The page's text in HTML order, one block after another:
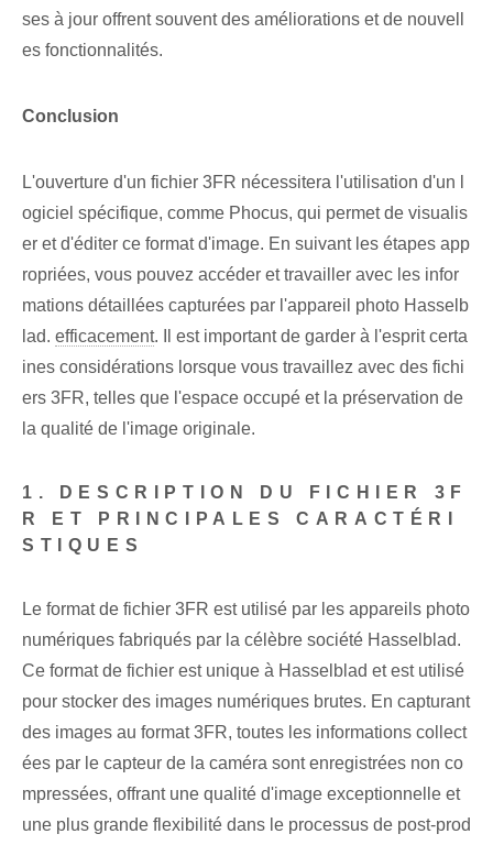
ses à jour offrent souvent des améliorations et de nouvell
es fonctionnalités.
Conclusion
L'ouverture d'un fichier 3FR nécessitera l'utilisation d'un l
ogiciel spécifique, comme Phocus, qui permet de visualis
er et d'éditer ce format d'image. En suivant les étapes app
ropriées, vous pouvez accéder et travailler avec les infor
mations détaillées capturées par l'appareil photo Hasselb
lad. efficacement. Il est important de garder à l'esprit certa
ines considérations lorsque vous travaillez avec des fichi
ers 3FR, telles que l'espace occupé et la préservation de
la qualité de l'image originale.
1. DESCRIPTION DU FICHIER 3F
R ET PRINCIPALES CARACTÉRI
STIQUES
Le format de fichier 3FR est utilisé par les appareils photo
numériques fabriqués par la célèbre société Hasselblad.
Ce format de fichier est unique à Hasselblad et est utilisé
pour stocker des images numériques brutes. En capturant
des images au format 3FR, toutes les informations collect
ées par le capteur de la caméra sont enregistrées non co
mpressées, offrant une qualité d'image exceptionnelle et
une plus grande flexibilité dans le processus de post-prod